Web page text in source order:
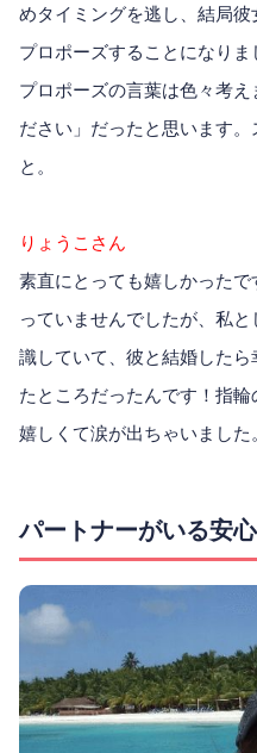
めタイミングを逃し、結局
プロポーズすることになりま
プロポーズの言葉は色々考
ださい」だったと思います。
と。
りょうこさん
素直にとっても嬉しかった
っていませんでしたが、私
識していて、彼と結婚した
たところだったんです！指
嬉しくて涙が出ちゃいました
パートナーがいる安